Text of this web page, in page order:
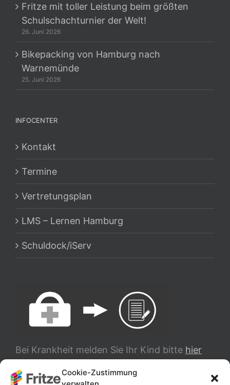
Cookie-Zustimmung
Fritze mit toller Leistung beim größten
Schulschachturnier der Welt!
26. Juni 2026
Bikepacking von Hamburg nach
Warnemünde
25. Juni 2026
INFOCENTER
Kontakt
Termine
Vertretungsplan
LMS – Lernen Hamburg
Schuldock/iServ
Bei Krankheit melden Sie Ihr Kind bitte hier